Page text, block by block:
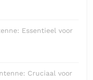
Essentieel voor
Cruciaal voor